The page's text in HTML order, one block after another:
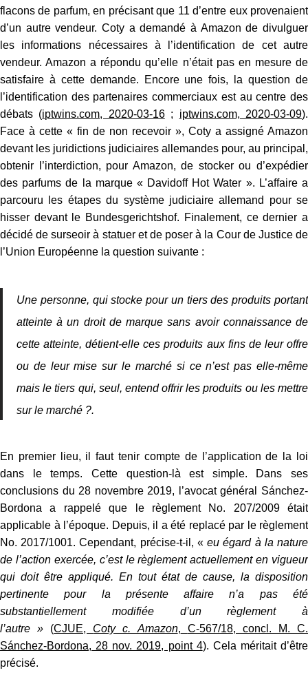
flacons de parfum, en précisant que 11 d’entre eux provenaient
d’un autre vendeur. Coty a demandé à Amazon de divulguer
les informations nécessaires à l’identification de cet autre
vendeur. Amazon a répondu qu’elle n’était pas en mesure de
satisfaire à cette demande. Encore une fois, la question de
l’identification des partenaires commerciaux est au centre des
débats (iptwins.com, 2020-03-16 ; iptwins.com, 2020-03-09).
Face à cette « fin de non recevoir », Coty a assigné Amazon
devant les juridictions judiciaires allemandes pour, au principal,
obtenir l’interdiction, pour Amazon, de stocker ou d’expédier
des parfums de la marque « Davidoff Hot Water ». L’affaire a
parcouru les étapes du système judiciaire allemand pour se
hisser devant le Bundesgerichtshof. Finalement, ce dernier a
décidé de surseoir à statuer et de poser à la Cour de Justice de
l’Union Européenne la question suivante :
Une personne, qui stocke pour un tiers des produits portant
atteinte à un droit de marque sans avoir connaissance de
cette atteinte, détient-elle ces produits aux fins de leur offre
ou de leur mise sur le marché si ce n’est pas elle‑même
mais le tiers qui, seul, entend offrir les produits ou les mettre
sur le marché ?.
En premier lieu, il faut tenir compte de l’application de la loi
dans le temps. Cette question-là est simple. Dans ses
conclusions du 28 novembre 2019, l’avocat général Sánchez-
Bordona a rappelé que le règlement No. 207/2009 était
applicable à l’époque. Depuis, il a été replacé par le règlement
No. 2017/1001. Cependant, précise-t-il, «eu égard à la nature
de l’action exercée, c’est le règlement actuellement en vigueur
qui doit être appliqué. En tout état de cause, la disposition
pertinente pour la présente affaire n’a pas été
substantiellement modifiée d’un règlement à
l’autre » (CJUE, Coty c. Amazon, C‑567/18, concl. M. C.
Sánchez-Bordona, 28 nov. 2019, point 4). Cela méritait d’être
précisé.